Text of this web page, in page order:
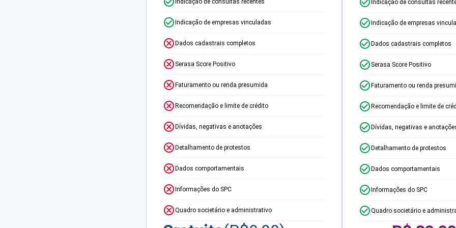
Indicação de empresas vinculadas
Dados cadastrais completos
Serasa Score Positivo
Faturamento ou renda presumida
Recomendação e limite de crédito
Dívidas, negativas e anotações
Detalhamento de protestos
Dados comportamentais
Informações do SPC
Quadro societário e administrativo
Indicação de consultas
Indicação de empresas
Dados cadastrais completos
Serasa Score Positivo
Faturamento ou renda
Recomendação e limite de
Dívidas, negativas e
Detalhamento de protestos
Dados comportamentais
Informações do SPC
Quadro societário e